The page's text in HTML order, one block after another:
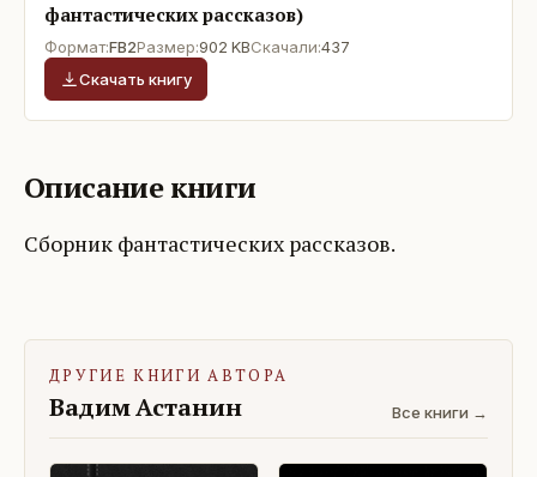
фантастических рассказов)
Формат:FB2Размер:902 KBСкачали:437
Скачать книгу
Описание книги
Сборник фантастических рассказов.
ДРУГИЕ КНИГИ АВТОРА
Вадим Астанин Все книги →